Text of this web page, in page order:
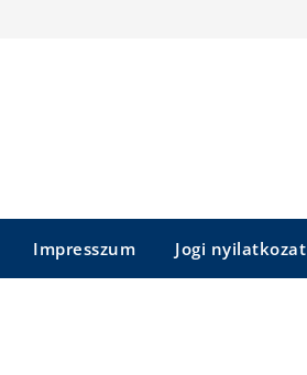
Impresszum Jogi nyilatkozat